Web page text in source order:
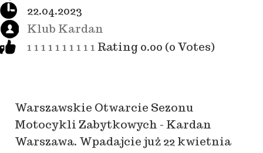
22.04.2023
Klub Kardan
1 1 1 1 1 1 1 1 1 1 Rating 0.00 (0 Votes)
Warszawskie Otwarcie Sezonu
Motocykli Zabytkowych - Kardan
Warszawa. Wpadajcie już 22 kwietnia